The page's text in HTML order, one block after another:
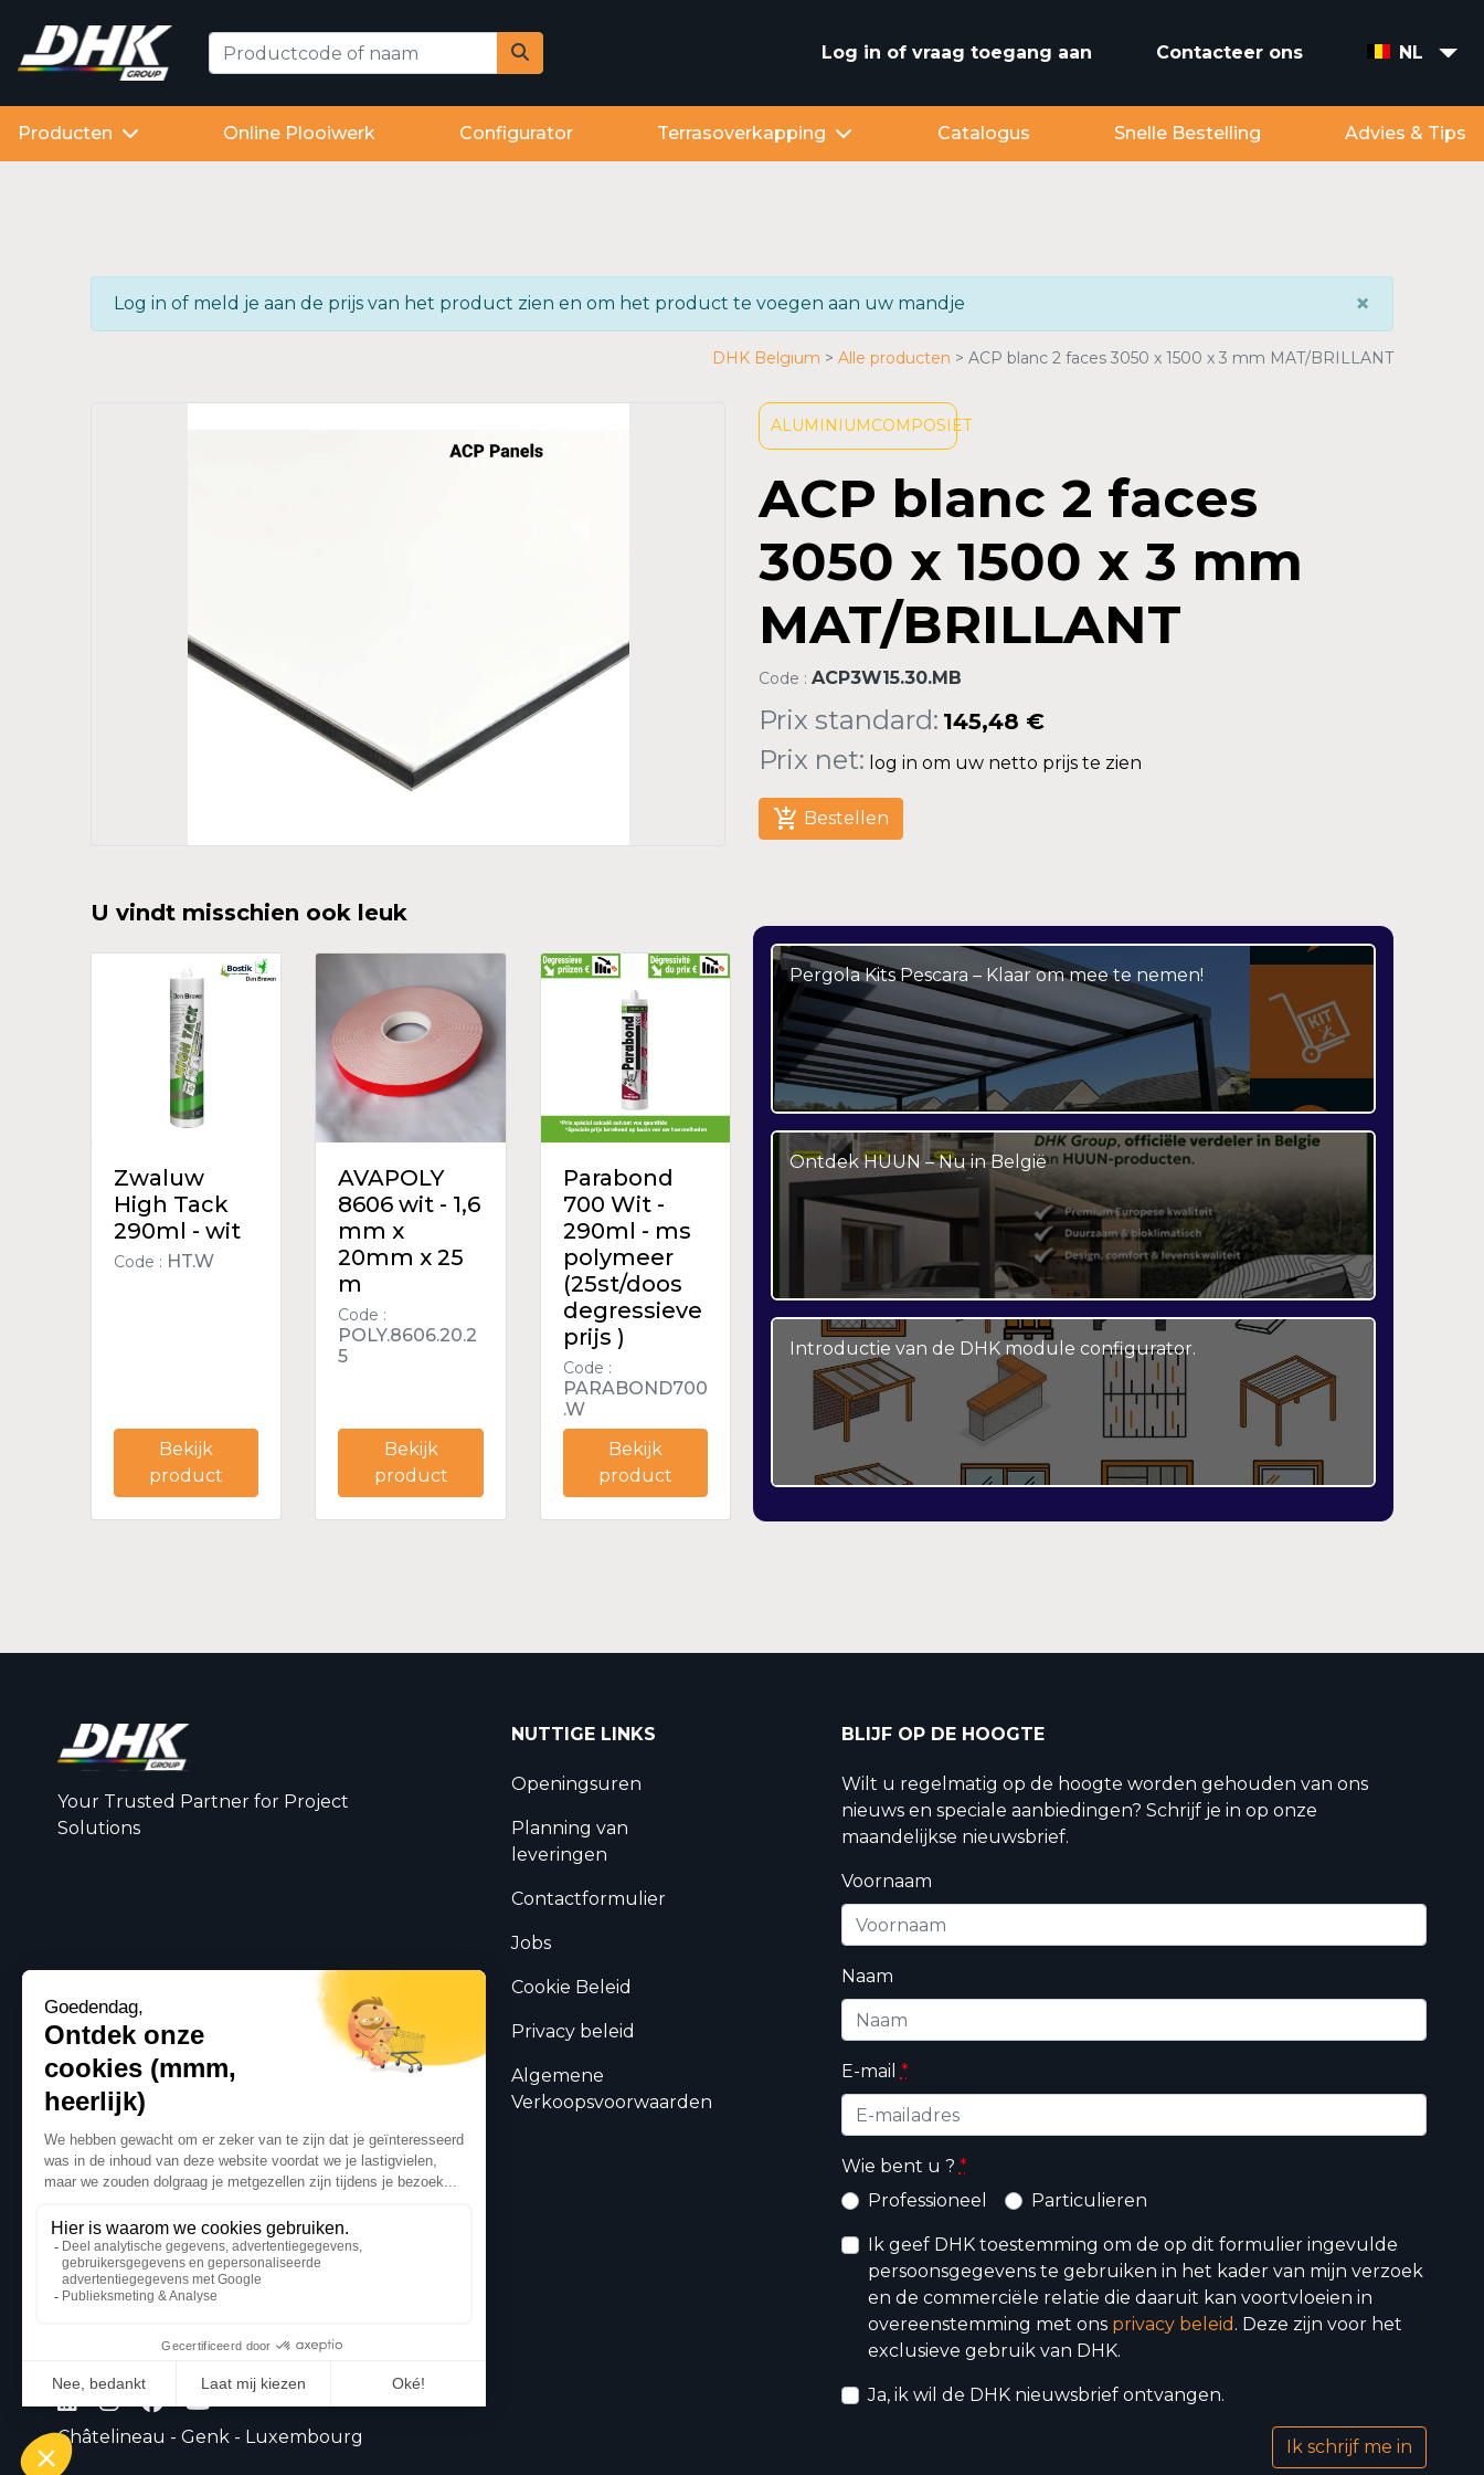
Log in of vraag toegang aan Contacteer ons NL
Producten Online Plooiwerk Configurator Terrasoverkapping Catalogus Snelle Bestelling Advies & Tips
×
Log in of meld je aan de prijs van het product zien en om het product te voegen aan uw mandje
DHK Belgium Alle producten ACP blanc 2 faces 3050 x 1500 x 3 mm MAT/BRILLANT
ALUMINIUMCOMPOSIET
ACP blanc 2 faces
3050 x 1500 x 3 mm
MAT/BRILLANT
Code : ACP3W15.30.MB
Prix standard: 145,48 €
Prix net: log in om uw netto prijs te zien
add_shopping_cart Bestellen
U vindt misschien ook leuk
Zwaluw
High Tack
290ml - wit
Code : HT.W
Bekijk
product
AVAPOLY
8606 wit - 1,6
mm x
20mm x 25
m
Code :
POLY.8606.20.2
5
Bekijk
product
Parabond
700 Wit -
290ml - ms
polymeer
(25st/doos
degressieve
prijs )
Code :
PARABOND700
.W
Bekijk
product
Pergola Kits Pescara – Klaar om mee te nemen!
Ontdek HUUN – Nu in België
Introductie van de DHK module configurator.
Your Trusted Partner for Project
Solutions
Châtelineau - Genk - Luxembourg
NUTTIGE LINKS
Openingsuren
Planning van
leveringen
Contactformulier
Jobs
Cookie Beleid
Privacy beleid
Algemene
Verkoopsvoorwaarden
BLIJF OP DE HOOGTE
Wilt u regelmatig op de hoogte worden gehouden van ons
nieuws en speciale aanbiedingen? Schrijf je in op onze
maandelijkse nieuwsbrief.
Voornaam
Naam
E-mail *
Wie bent u ? *
Professioneel
Particulieren
Ik geef DHK toestemming om de op dit formulier ingevulde
persoonsgegevens te gebruiken in het kader van mijn verzoek
en de commerciële relatie die daaruit kan voortvloeien in
overeenstemming met ons privacy beleid . Deze zijn voor het
exclusieve gebruik van DHK.
Ja, ik wil de DHK nieuwsbrief ontvangen.